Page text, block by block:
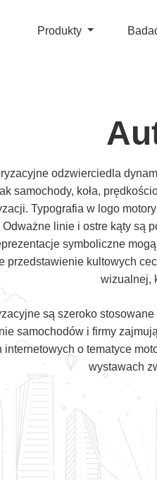
Produkty
odzwierciedla
samochody, koła,
Typografia w logo
Odważne linie i ostre kąty są
symboliczne
przedstawienie kultowych
wizualnej,
są szeroko
samochodów i firmy
internetowych o tematyce
wystawach